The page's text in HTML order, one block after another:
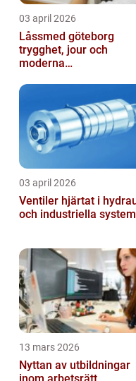
03 april 2026
Låssmed göteborg
trygghet, jour och
moderna
03 april 2026
Ventiler hjärtat i hydraulik
och industriella system
13 mars 2026
Nyttan av utbildningar